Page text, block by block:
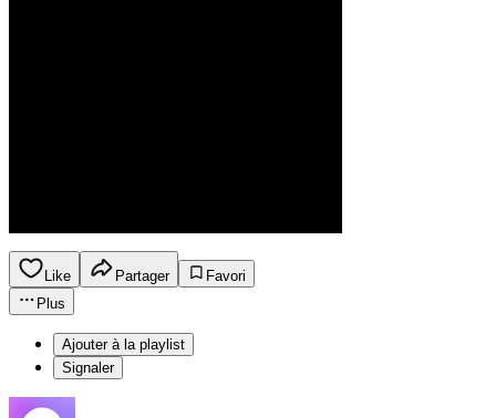
Like Partager
Favori
Plus
Ajouter à la playlist
Signaler